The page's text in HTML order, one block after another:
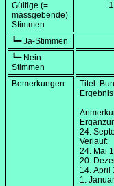
Gültige (=
massgebende)
Stimmen
┗━ Ja-Stimmen
┗━ Nein-
Stimmen
Bemerkungen
Titel:
24.
Verlauf:
24. Mai
20.
14. April
1.